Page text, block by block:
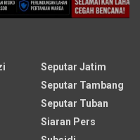
Seputar Jatim
Seputar Tambang
Seputar Tuban
Siaran Pers